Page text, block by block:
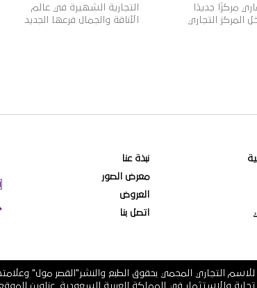
مركزًا جديدًا
المركز التجاري
السعودية […]
التجارية الشهيرة في عالم
الأناقة والجمال فرعها الجديد
عالمية وواحدة […]
نبذة عنا
معرض الصور
العروض
اتصل بنا
التجاري المحمي بحقوق الطبع والنشر"القصر مول"